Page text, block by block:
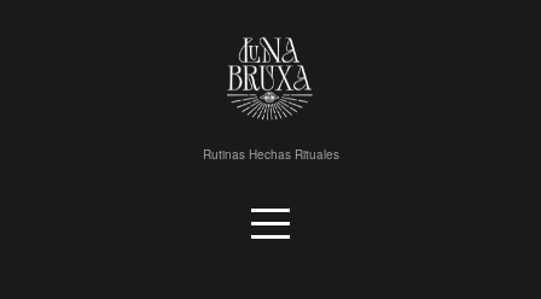
Rutinas Hechas Rituales